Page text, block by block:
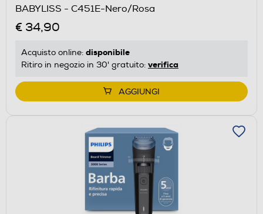
BABYLISS - C451E-Nero/Rosa
€ 34,90
Acquisto online: disponibile
Ritiro in negozio in 30' gratuito: verifica
AGGIUNGI